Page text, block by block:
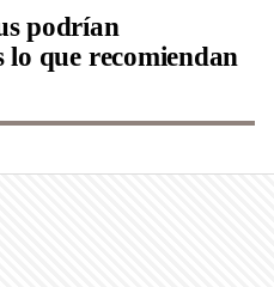
podrían
lo que recomiendan